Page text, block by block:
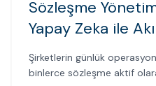
Sözleşme
Yapay Zeka ile
Şirketlerin günlük
binlerce sözleşme aktif